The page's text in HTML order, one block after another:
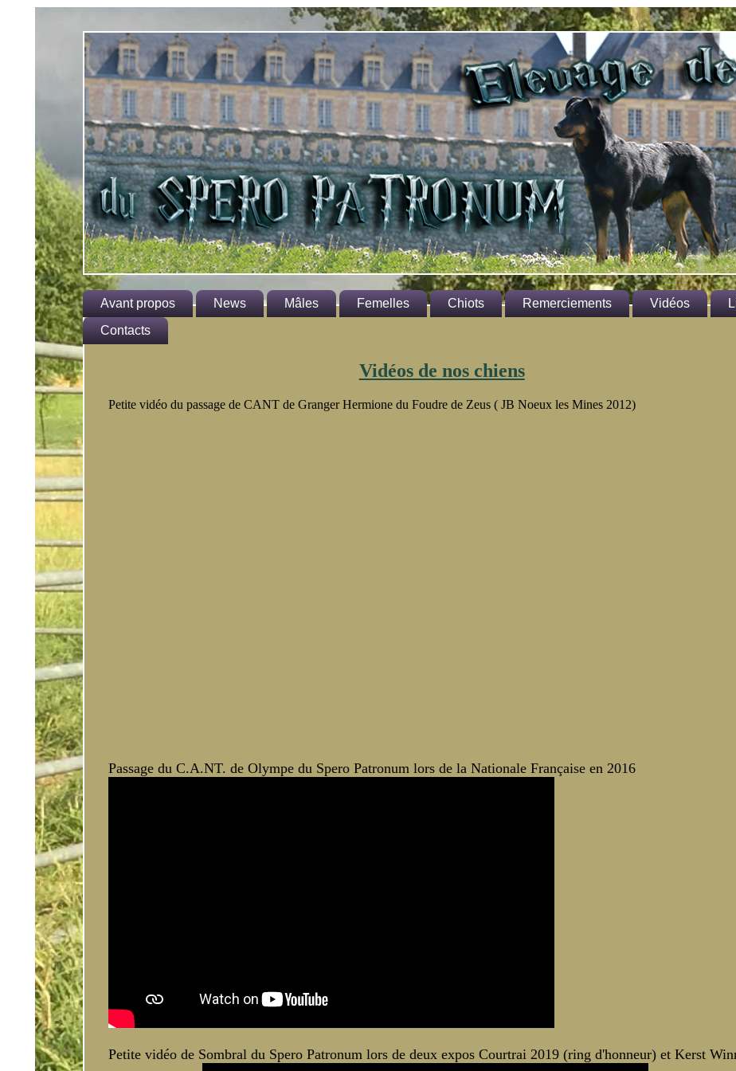
Avant propos
Le standard
News
Mâles
Femelles
Sombral
Chiots
Remerciements
Vidéos
Contacts
Vidéos de nos chiens
Petite vidéo du passage de CANT de Granger Hermione du Foudre de Zeus ( JB Noeux les Mines 2012)
Passage du C.A.NT. de Olympe du Spero Patronum lors de la Nationale Française en 2016
Petite vidéo de Sombral du Spero Patronum lors de deux expos Courtrai 2019 (ring d'honneur) et Kerst